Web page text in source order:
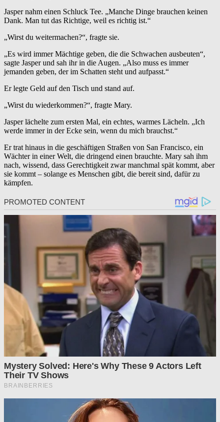
Jasper nahm einen Schluck Tee. „Manche Dinge brauchen keinen
Dank. Man tut das Richtige, weil es richtig ist.“
„Wirst du weitermachen?“, fragte sie.
„Es wird immer Mächtige geben, die die Schwachen ausbeuten“,
sagte Jasper und sah ihr in die Augen. „Also muss es immer
jemanden geben, der im Schatten steht und aufpasst.“
Er legte Geld auf den Tisch und stand auf.
„Wirst du wiederkommen?“, fragte Mary.
Jasper lächelte zum ersten Mal, ein echtes, warmes Lächeln. „Ich
werde immer in der Ecke sein, wenn du mich brauchst.“
Er trat hinaus in die geschäftigen Straßen von San Francisco, ein
Wächter in einer Welt, die dringend einen brauchte. Mary sah ihm
nach, wissend, dass Gerechtigkeit zwar manchmal spät kommt, aber
sie kommt – solange es Menschen gibt, die bereit sind, dafür zu
kämpfen.